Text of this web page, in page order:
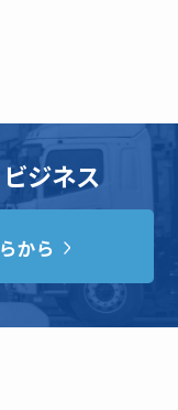
ジネス
から